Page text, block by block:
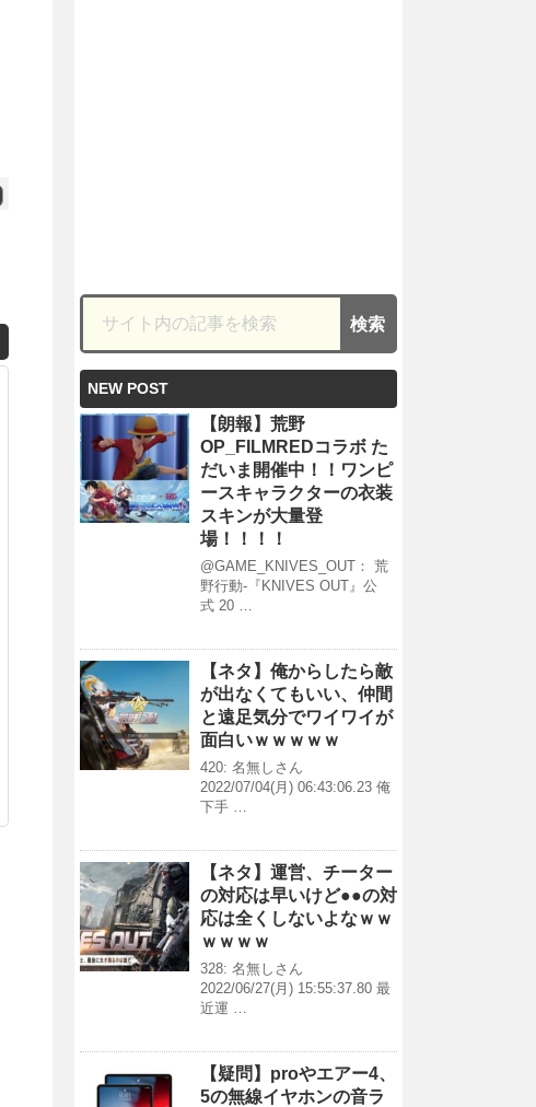
NEW POST
【朗報】荒野
OP_FILMREDコラボ た
だいま開催中！！ワンピ
ースキャラクターの衣装
スキンが大量登
場！！！！
@GAME_KNIVES_OUT： 荒
野行動-『KNIVES OUT』公
式 20 …
【ネタ】俺からしたら敵
が出なくてもいい、仲間
と遠足気分でワイワイが
面白いｗｗｗｗｗ
420: 名無しさん
2022/07/04(月) 06:43:06.23 俺
下手 …
【ネタ】運営、チーター
の対応は早いけど●●の対
応は全くしないよなｗｗ
ｗｗｗｗ
328: 名無しさん
2022/06/27(月) 15:55:37.80 最
近運 …
【疑問】proやエアー4、
5の無線イヤホンの音ラ